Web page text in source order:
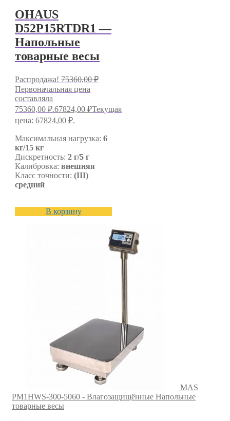
OHAUS
D52P15RTDR1 —
Напольные
товарные весы
Распродажа! 75360,00₽
Первоначальная цена
составляла
75360,00 ₽.67824,00 ₽Текущая
цена: 67824,00 ₽.
Максимальная нагрузка: 6
кг/15 кг
Дискретность: 2 г/5 г
Калибровка: внешняя
Класс точности: (III)
средний
В корзину
MAS
PM1HWS-300-5060 - Влагозащищённые Напольные
товарные весы